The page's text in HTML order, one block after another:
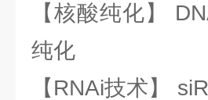
【核酸纯化】
纯化
【RNAi技术】